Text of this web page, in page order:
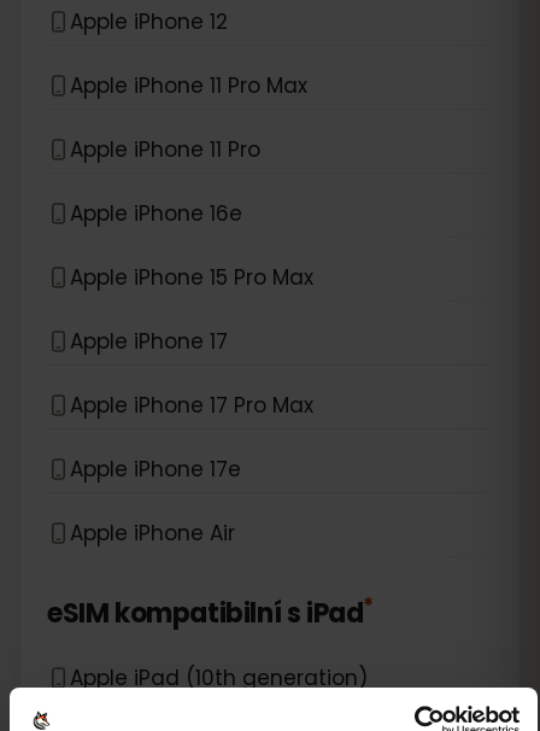
Apple iPhone 12
Apple iPhone 11 Pro Max
Apple iPhone 11 Pro
Apple iPhone 16e
Apple iPhone 15 Pro Max
Apple iPhone 17
Apple iPhone 17 Pro Max
Apple iPhone 17e
Apple iPhone Air
eSIM kompatibilní siPad*
Apple iPad (10th generation)